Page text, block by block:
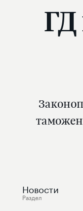
Новости
Раздел